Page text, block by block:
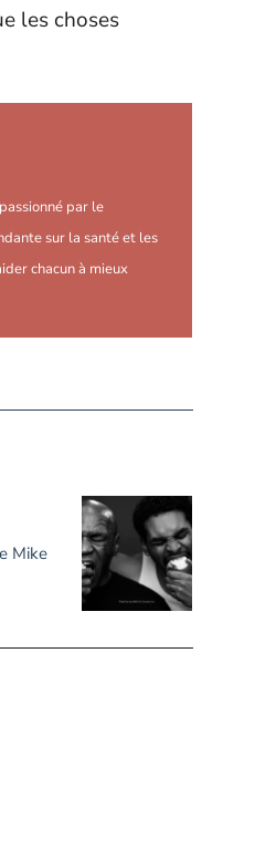
les choses
par le
sur la santé et les
chacun à mieux
Mike